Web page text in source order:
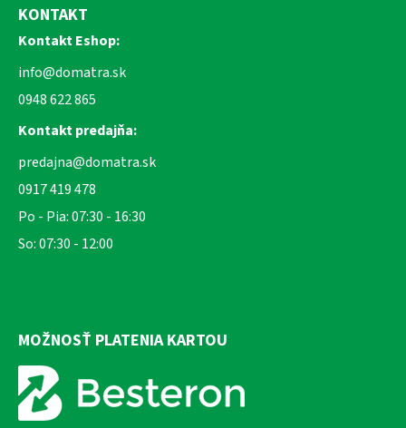
KONTAKT
Kontakt Eshop:
info@domatra.sk
0948 622 865
Kontakt predajňa:
predajna@domatra.sk
0917 419 478
Po - Pia: 07:30 - 16:30
So: 07:30 - 12:00
MOŽNOSŤ PLATENIA KARTOU